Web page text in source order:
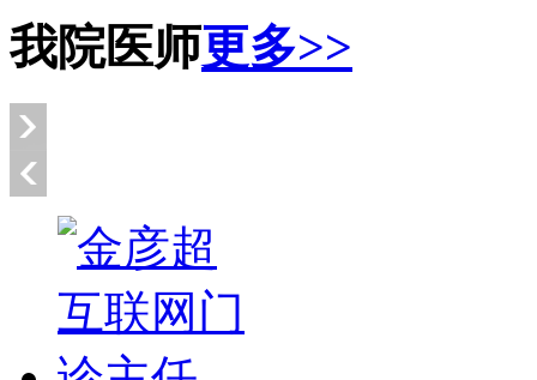
我院医师更多>>